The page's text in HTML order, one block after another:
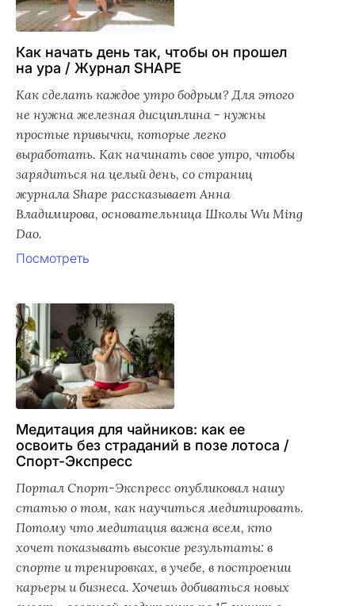
Как начать день так, чтобы он прошел
на ура / Журнал SHAPE
Как сделать каждое утро бодрым? Для этого
не нужна железная дисциплина - нужны
простые привычки, которые легко
выработать. Как начинать свое утро, чтобы
зарядиться на целый день, со страниц
журнала Shape рассказывает Анна
Владимирова, основательница Школы Wu Ming
Dao.
Посмотреть
Медитация для чайников: как ее
освоить без страданий в позе лотоса /
Спорт-Экспресс
Портал Спорт-Экспресс опубликовал нашу
статью о том, как научиться медитировать.
Потому что медитация важна всем, кто
хочет показывать высокие результаты: в
спорте и тренировках, в учебе, в построении
карьеры и бизнеса. Хочешь добиваться новых